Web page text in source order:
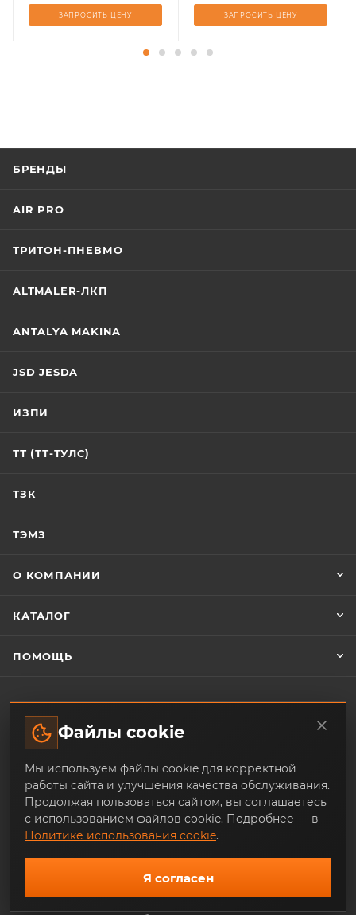
ЗАПРОСИТЬ ЦЕНУ ЗАПРОСИТЬ ЦЕНУ
БРЕНДЫ
AIR PRO
ТРИТОН-ПНЕВМО
ALTMALER-ЛКП
ANTALYA MAKINA
JSD JESDA
ИЗПИ
ТТ (ТТ-ТУЛС)
ТЗК
ТЭМЗ
О КОМПАНИИ
КАТАЛОГ
ПОМОЩЬ
ЗАКАЗАТЬ ОБРАТНЫЙ ЗВОНОК
+7 (343) 253-07-64
mail@trade-techno.ru
г. Екатеринбург, ул. Ангарская, 77-
119
Файлы cookie
Мы используем файлы cookie для корректной
работы сайта и улучшения качества обслуживания.
Продолжая пользоваться сайтом, вы соглашаетесь
с использованием файлов cookie. Подробнее — в
Политике использования cookie.
Я согласен